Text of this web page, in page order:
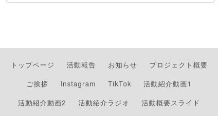
トップページ 活動報告 お知らせ
プロジェクト概要
ご挨拶
Instagram TikTok
活動紹介動画1
活動紹介動画2
活動紹介ラジオ
活動概要スライド